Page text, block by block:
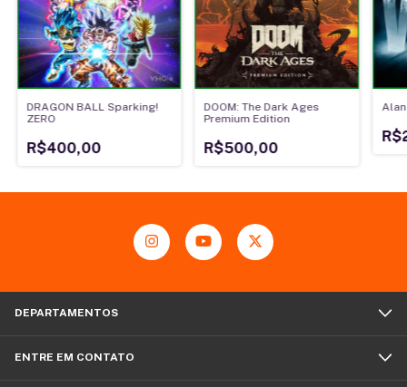
DRAGON BALL Sparking!
ZERO
R$400,00
DOOM: The Dark Ages
Premium Edition
R$500,00
DEPARTAMENTOS
ENTRE EM CONTATO